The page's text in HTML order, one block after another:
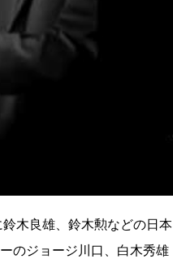
木良雄、鈴木勲などの日本
のジョージ川口、白木秀雄